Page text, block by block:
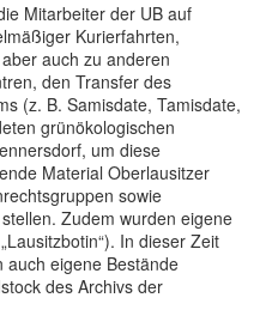
Mitarbeiter der UB auf
Kurierfahrten,
auch zu ande­ren
den Transfer des
(z. B. Samisdate, Tamisdate,
grünökologischen
um diese
Material Oberlausitzer
sowie
Zudem wurden eigene
In dieser Zeit
auch eigene Bestände
des Archivs der